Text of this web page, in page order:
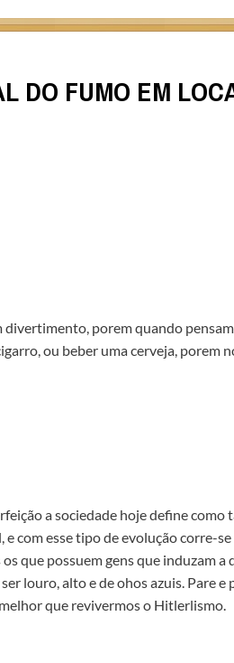
DO FUMO EM
porem quando
ou beber uma cerveja, porem
a sociedade hoje define como
com esse tipo de evolução corre-
que possuem gens que induzam
louro, alto e de ohos azuis. Pare
que revivermos o Hitlerlismo.